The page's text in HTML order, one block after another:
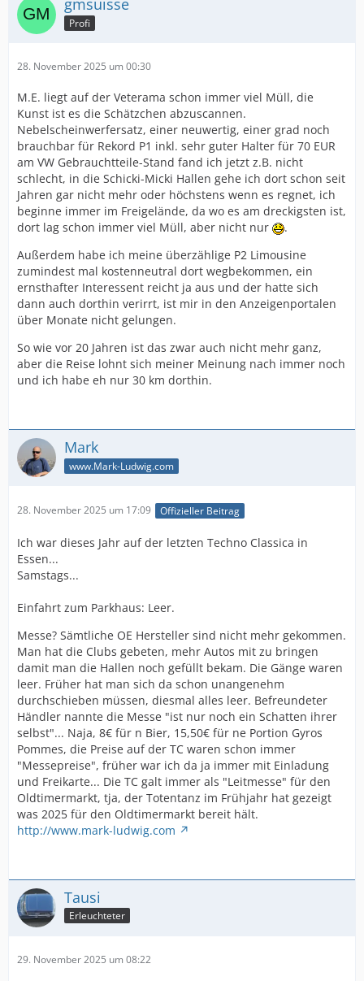
gmsuisse
Profi
28. November 2025 um 00:30
M.E. liegt auf der Veterama schon immer viel Müll, die
Kunst ist es die Schätzchen abzuscannen.
Nebelscheinwerfersatz, einer neuwertig, einer grad noch
brauchbar für Rekord P1 inkl. sehr guter Halter für 70 EUR
am VW Gebrauchtteile-Stand fand ich jetzt z.B. nicht
schlecht, in die Schicki-Micki Hallen gehe ich dort schon seit
Jahren gar nicht mehr oder höchstens wenn es regnet, ich
beginne immer im Freigelände, da wo es am dreckigsten ist,
dort lag schon immer viel Müll, aber nicht nur
.
Außerdem habe ich meine überzählige P2 Limousine
zumindest mal kostenneutral dort wegbekommen, ein
ernsthafter Interessent reicht ja aus und der hatte sich
dann auch dorthin verirrt, ist mir in den Anzeigenportalen
über Monate nicht gelungen.
So wie vor 20 Jahren ist das zwar auch nicht mehr ganz,
aber die Reise lohnt sich meiner Meinung nach immer noch
und ich habe eh nur 30 km dorthin.
Mark
www.Mark-Ludwig.com
28. November 2025 um 17:09 Offizieller Beitrag
Ich war dieses Jahr auf der letzten Techno Classica in
Essen...
Samstags...
Einfahrt zum Parkhaus: Leer.
Messe? Sämtliche OE Hersteller sind nicht mehr gekommen.
Man hat die Clubs gebeten, mehr Autos mit zu bringen
damit man die Hallen noch gefüllt bekam. Die Gänge waren
leer. Früher hat man sich da schon unangenehm
durchschieben müssen, diesmal alles leer. Befreundeter
Händler nannte die Messe "ist nur noch ein Schatten ihrer
selbst"... Naja, 8€ für n Bier, 15,50€ für ne Portion Gyros
Pommes, die Preise auf der TC waren schon immer
"Messepreise", früher war ich da ja immer mit Einladung
und Freikarte... Die TC galt immer als "Leitmesse" für den
Oldtimermarkt, tja, der Totentanz im Frühjahr hat gezeigt
was 2025 für den Oldtimermarkt bereit hält.
http://www.mark-ludwig.com
Tausi
Erleuchteter
29. November 2025 um 08:22